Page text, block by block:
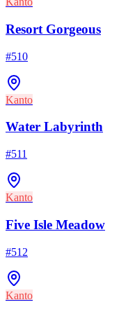
Resort Gorgeous
#510
Kanto
Water Labyrinth
#511
Kanto
Five Isle Meadow
#512
Kanto